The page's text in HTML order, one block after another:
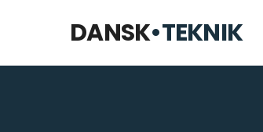
DANSK•TEKNIK
Åbner kl. 09:00